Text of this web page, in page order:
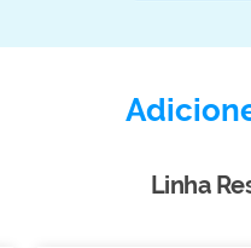
Linha